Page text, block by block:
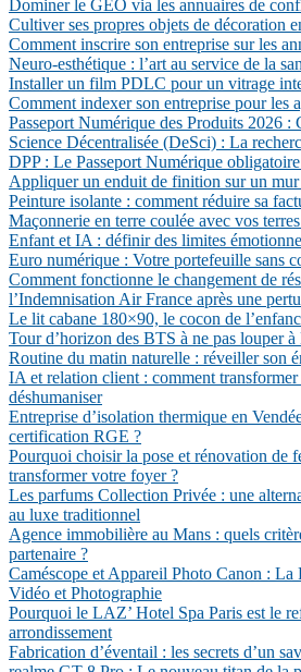
Dominer le GEO via les annuaires de
Cultiver ses propres objets de décoration
Comment inscrire son entreprise sur les
Neuro-esthétique : l’art au service de la
Installer un film PDLC pour un vitrage
Comment indexer son entreprise pour les
Passeport Numérique des Produits 2026 :
Science Décentralisée (DeSci) : La
DPP : Le Passeport Numérique
Appliquer un enduit de finition sur un
Peinture isolante : comment réduire sa
Maçonnerie en terre coulée avec vos
Enfant et IA : définir des limites
Euro numérique : Votre portefeuille sans
Comment fonctionne le changement de
l’Indemnisation Air France après une
Le lit cabane 180×90, le cocon de
Tour d’horizon des BTS à ne pas louper
Routine du matin naturelle : réveiller son
IA et relation client : comment transformer
déshumaniser
Entreprise d’isolation thermique en
certification RGE ?
Pourquoi choisir la pose et rénovation de
transformer votre foyer ?
Les parfums Collection Privée : une
au luxe traditionnel
Agence immobilière au Mans : quels
partenaire ?
Caméscope et Appareil Photo Canon : La
Vidéo et Photographie
Pourquoi le LAZ’ Hotel Spa Paris est le
arrondissement
Fabrication d’éventail : les secrets d’un